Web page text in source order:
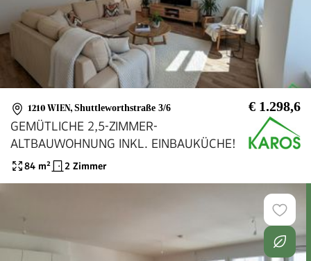
1210 WIEN, Shuttleworthstraße 3/6 € 1.298,6
GEMÜTLICHE 2,5-ZIMMER-
ALTBAUWOHNUNG INKL. EINBAUKÜCHE!
84 m² 2 Zimmer